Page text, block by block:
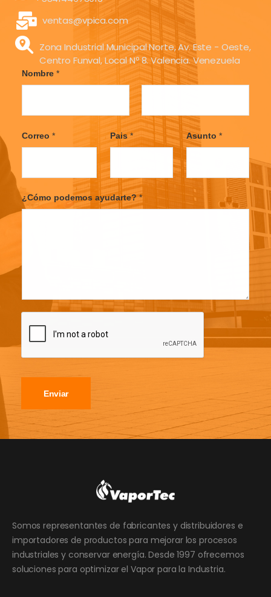
ventas@vpica.com
Zona Industrial Municipal Norte, Av. Este - Oeste,
Centro Funval, Local Nº 8. Valencia. Venezuela
Nombre *
r
s
L
a
s
t
Correo * Pais* Asunto *
¿Cómo podemos ayudarte?*
Enviar
Somos representantes de fabricantes y distribuidores e
importadores de productos para mejorar los procesos
industriales y conservar energía. Desde 1997 ofrecemos
soluciones para optimizar el Vapor para la Industria.